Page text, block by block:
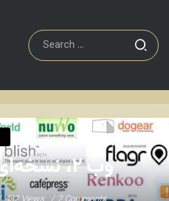
وب ۲، نسخه‌ای جدید برای وب